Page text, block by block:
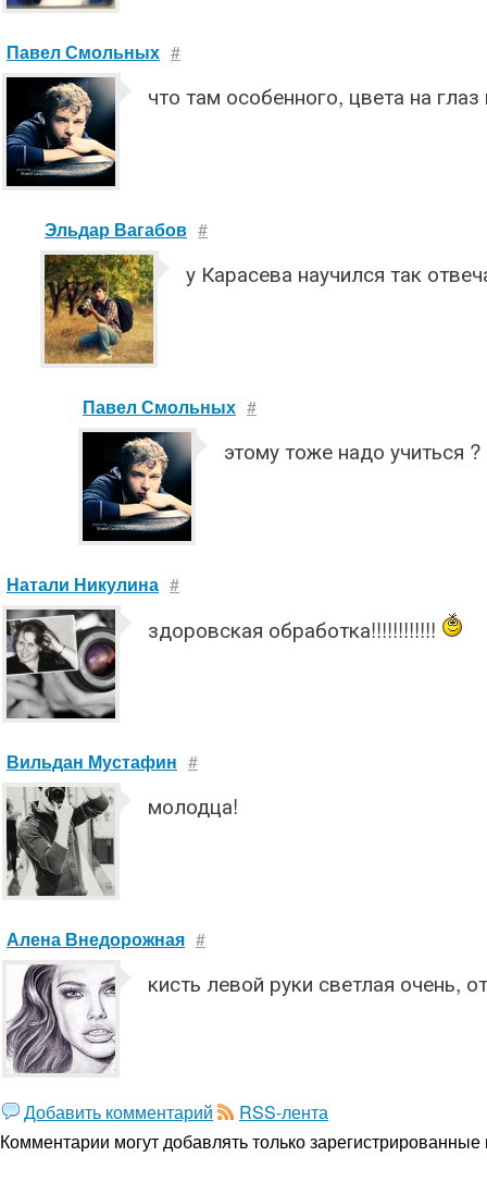
Павел Смольных #
что там особенного, цвета на
Эльдар Вагабов #
у Карасева научился так
Павел Смольных #
этому тоже надо учиться ?
Натали Никулина #
здоровская обработка!!!!!!!!!!!!
Вильдан Мустафин #
молодца!
Алена Внедорожная #
кисть левой руки светлая очень,
Добавить комментарий
RSS-лента
Комментарии могут добавлять толькозарегистрированные